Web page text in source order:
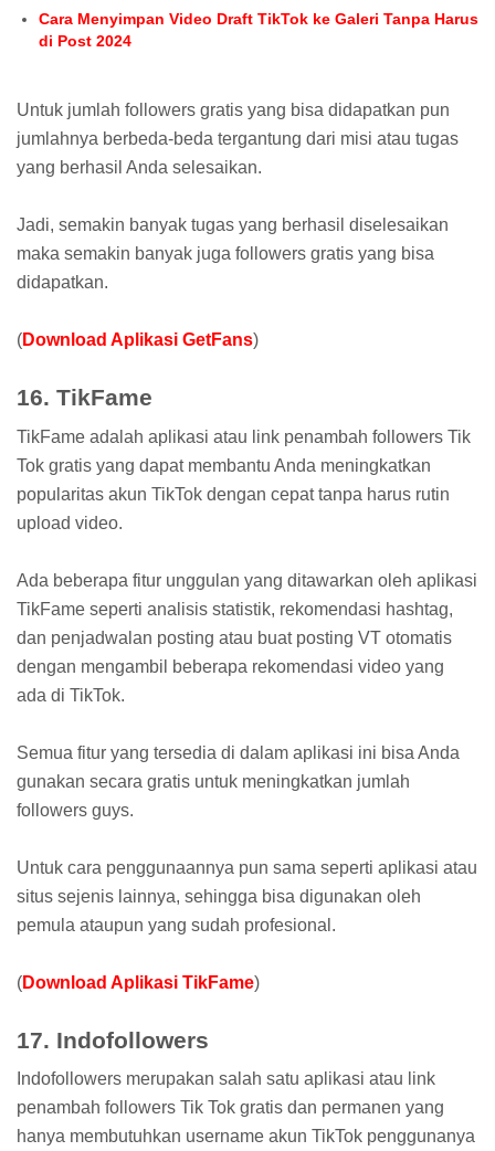
Cara Menyimpan Video Draft TikTok ke Galeri Tanpa Harus
di Post 2024
Untuk jumlah followers gratis yang bisa didapatkan pun
jumlahnya berbeda-beda tergantung dari misi atau tugas
yang berhasil Anda selesaikan.
Jadi, semakin banyak tugas yang berhasil diselesaikan
maka semakin banyak juga followers gratis yang bisa
didapatkan.
(Download Aplikasi GetFans)
16. TikFame
TikFame adalah aplikasi atau link penambah followers Tik
Tok gratis yang dapat membantu Anda meningkatkan
popularitas akun TikTok dengan cepat tanpa harus rutin
upload video.
Ada beberapa fitur unggulan yang ditawarkan oleh aplikasi
TikFame seperti analisis statistik, rekomendasi hashtag,
dan penjadwalan posting atau buat posting VT otomatis
dengan mengambil beberapa rekomendasi video yang
ada di TikTok.
Semua fitur yang tersedia di dalam aplikasi ini bisa Anda
gunakan secara gratis untuk meningkatkan jumlah
followers guys.
Untuk cara penggunaannya pun sama seperti aplikasi atau
situs sejenis lainnya, sehingga bisa digunakan oleh
pemula ataupun yang sudah profesional.
(Download Aplikasi TikFame)
17. Indofollowers
Indofollowers merupakan salah satu aplikasi atau link
penambah followers Tik Tok gratis dan permanen yang
hanya membutuhkan username akun TikTok penggunanya